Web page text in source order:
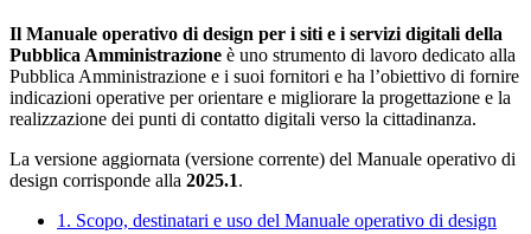
Il Manuale operativo di design per i siti e i servizi digitali della
Pubblica Amministrazione è uno strumento di lavoro dedicato alla
Pubblica Amministrazione e i suoi fornitori e ha l’obiettivo di fornire
indicazioni operative per orientare e migliorare la progettazione e la
realizzazione dei punti di contatto digitali verso la cittadinanza.
La versione aggiornata (versione corrente) del Manuale operativo di
design corrisponde alla 2025.1.
1. Scopo, destinatari e uso del Manuale operativo di design